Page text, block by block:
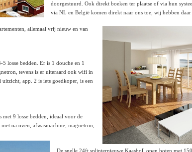
doorgestuurd. Ook direkt boeken ter plaatse of via hun
via NL en België komen direkt naar ons toe, wij hebben
allemaal vrij nieuw en van
losse bedden. Er is 1 douche en 1
tevens is er uiteraard ook wifi in
app. 2 is iets goedkoper, is een
9 losse bedden, ideaal voor de
oa oven, afwasmachine, magnetron,
De snelle 24ft splinternieuwe Kaasboll open boten met